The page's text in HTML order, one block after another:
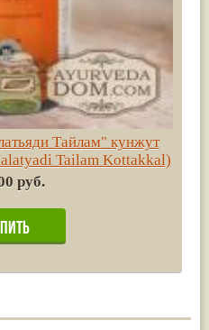
Тайлам" кунжут
Tailam Kottakkal)
руб.